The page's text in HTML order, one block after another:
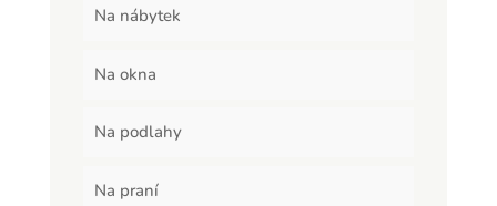
Na nábytek
Na okna
Na podlahy
Na praní